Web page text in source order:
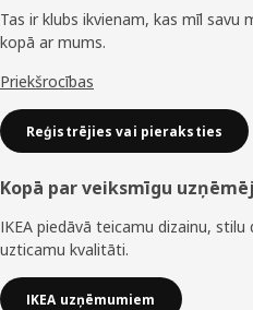
Tas ir klubs ikvienam, kas mīl
kopā ar mums.
Priekšrocības
Reģistrējies vai pieraksties
Kopā par veiksmīgu
IKEA piedāvā teicamu dizainu, stilu
uzticamu kvalitāti.
IKEA uzņēmumiem